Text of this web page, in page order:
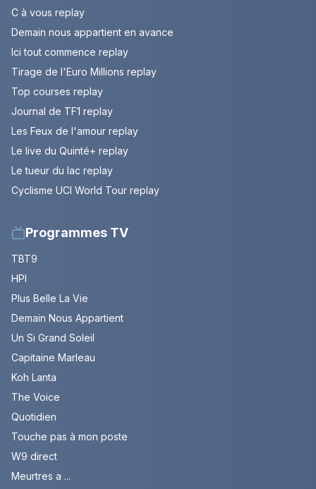
C à vous replay
Demain nous appartient en avance
Ici tout commence replay
Tirage de l'Euro Millions replay
Top courses replay
Journal de TF1 replay
Les Feux de l'amour replay
Le live du Quinté+ replay
Le tueur du lac replay
Cyclisme UCI World Tour replay
Programmes TV
TBT9
HPI
Plus Belle La Vie
Demain Nous Appartient
Un Si Grand Soleil
Capitaine Marleau
Koh Lanta
The Voice
Quotidien
Touche pas à mon poste
W9 direct
Meurtres a ...